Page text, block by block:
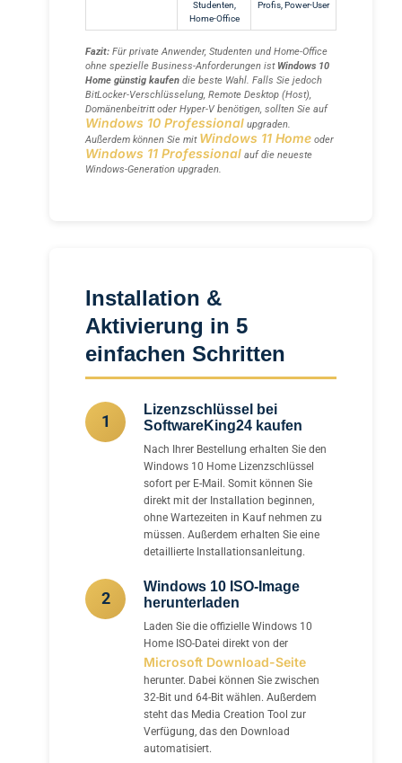
Studenten,
Home-Office
Profis, Power-User
Fazit: Für private Anwender, Studenten und Home-Office
ohne spezielle Business-Anforderungen ist Windows 10
Home günstig kaufen die beste Wahl. Falls Sie jedoch
BitLocker-Verschlüsselung, Remote Desktop (Host),
Domänenbeitritt oder Hyper-V benötigen, sollten Sie auf
Windows 10 Professional upgraden.
Außerdem können Sie mit Windows 11 Home oder
Windows 11 Professional auf die neueste
Windows-Generation upgraden.
Installation &
Aktivierung in 5
einfachen Schritten
1
Lizenzschlüssel bei
SoftwareKing24 kaufen
Nach Ihrer Bestellung erhalten Sie den
Windows 10 Home Lizenzschlüssel
sofort per E-Mail. Somit können Sie
direkt mit der Installation beginnen,
ohne Wartezeiten in Kauf nehmen zu
müssen. Außerdem erhalten Sie eine
detaillierte Installationsanleitung.
2
Windows 10 ISO-Image
herunterladen
Laden Sie die offizielle Windows 10
Home ISO-Datei direkt von der
Microsoft Download-Seite
herunter. Dabei können Sie zwischen
32-Bit und 64-Bit wählen. Außerdem
steht das Media Creation Tool zur
Verfügung, das den Download
automatisiert.